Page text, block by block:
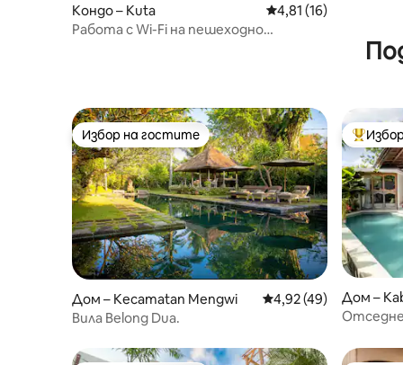
Кондо – Kuta Средна оценка: 4,81
4,81 (16)
Работа с Wi-Fi на пешеходно
Избор на гостите
Избор на гостите
Дом – Kecamatan Mengwi Средна оценка: 4,92
4,92 (49)
Вила Belong Dua.
Най-
Дом –